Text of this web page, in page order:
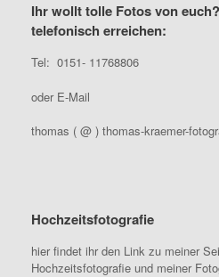
Ihr wollt tolle Fotos von
telefonisch erreichen:
Tel: 0151- 11768806
oder E-Mail
thomas ( @ ) thomas-kraemer-
Hochzeitsfotografie
hier findet ihr den Link zu meiner
Hochzeitsfotografie und meiner